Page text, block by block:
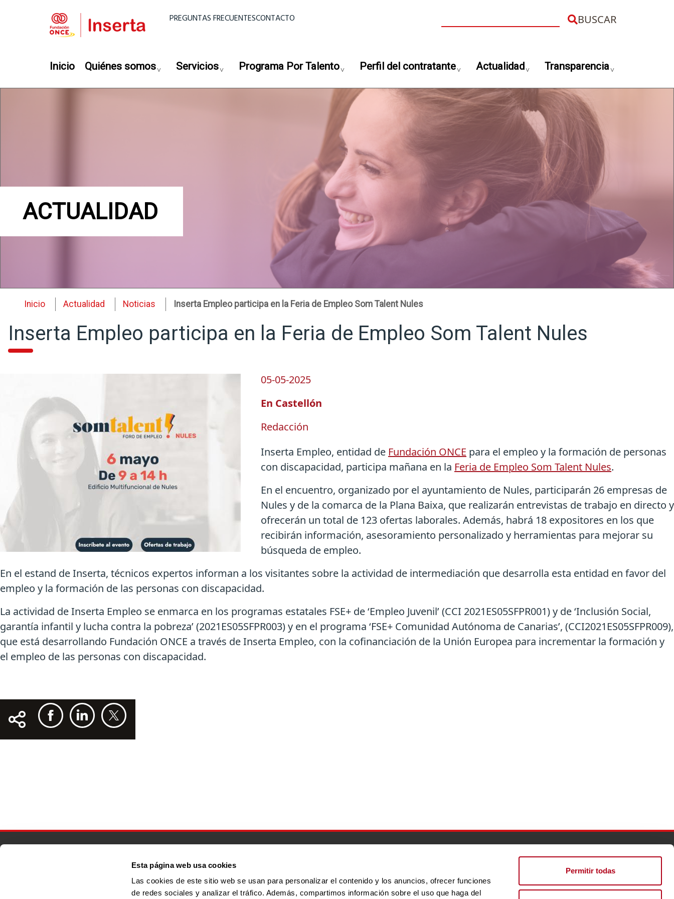
Esta página web usa cookies
Las cookies de este sitio web se usan para personalizar el contenido y los anuncios, ofrecer funciones
de redes sociales y analizar el tráfico. Además, compartimos información sobre el uso que haga del
Permitir todas
Menú superior
PREGUNTAS FRECUENTESCONTACTO
Navegación principal
Inicio Quiénes somos Servicios Programa Por Talento Perfil del contratante Actualidad Transparencia
ACTUALIDAD
Inicio Actualidad Noticias Inserta Empleo participa en la Feria de Empleo Som Talent Nules
Inserta Empleo participa en la Feria de Empleo Som Talent Nules
05-05-2025
En Castellón
Redacción
Inserta Empleo, entidad de Fundación ONCE para el empleo y la formación de personas
con discapacidad, participa mañana en la Feria de Empleo Som Talent Nules.
En el encuentro, organizado por el ayuntamiento de Nules, participarán 26 empresas de
Nules y de la comarca de la Plana Baixa, que realizarán entrevistas de trabajo en directo y
ofrecerán un total de 123 ofertas laborales. Además, habrá 18 expositores en los que
recibirán información, asesoramiento personalizado y herramientas para mejorar su
búsqueda de empleo.
En el estand de Inserta, técnicos expertos informan a los visitantes sobre la actividad de intermediación que desarrolla esta entidad en favor del
empleo y la formación de las personas con discapacidad.
La actividad de Inserta Empleo se enmarca en los programas estatales FSE+ de ‘Empleo Juvenil’ (CCI 2021ES05SFPR001) y de ‘Inclusión Social,
garantía infantil y lucha contra la pobreza’ (2021ES05SFPR003) y en el programa ‘FSE+ Comunidad Autónoma de Canarias’, (CCI2021ES05SFPR009),
que está desarrollando Fundación ONCE a través de Inserta Empleo, con la cofinanciación de la Unión Europea para incrementar la formación y
el empleo de las personas con discapacidad.
Menú footer principal Perfil del contratanteActualidadInserta Innovación